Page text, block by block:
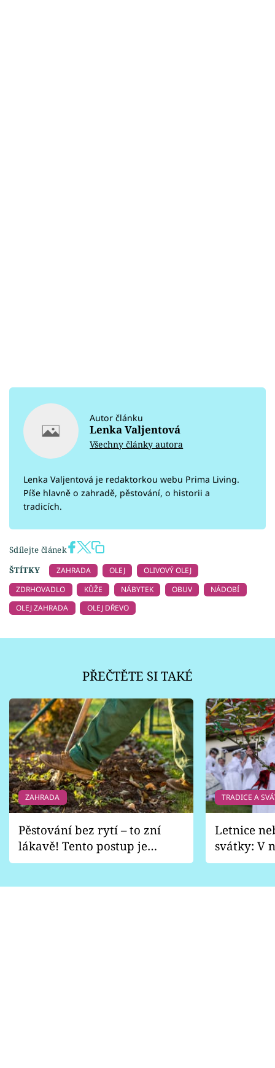
Autor článku
Lenka Valjentová
Všechny články autora
Lenka Valjentová je redaktorkou webu Prima Living.
Píše hlavně o zahradě, pěstování, o historii a
tradicích.
Sdílejte článek
ŠTÍTKY
ZAHRADA OLEJ
OLIVOVÝ OLEJ
ZDRHOVADLO
KŮŽE NÁBYTEK OBUV
NÁDOBÍ
OLEJ ZAHRADA
OLEJ DŘEVO
PŘEČTĚTE SI TAKÉ
ZAHRADA
Pěstování bez rytí – to zní
lákavě! Tento postup je
vhodný jen pro některé
TRADICE A
Letnice
svátky: V
pondělí